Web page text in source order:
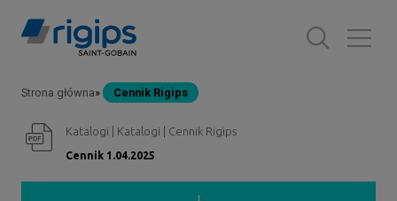
Ścieżka
nawigacyjna
Strona główna Cennik Rigips
Katalogi | Katalogi | Cennik Rigips
Cennik 1.04.2025